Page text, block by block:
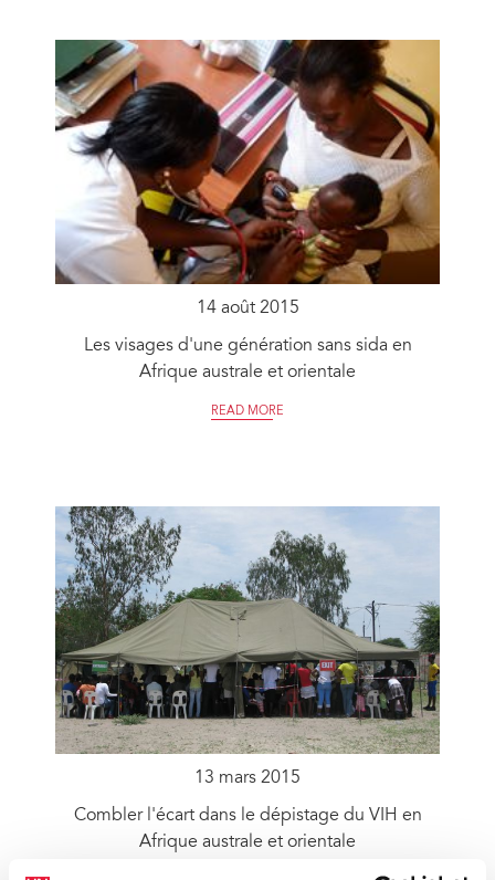
14 août 2015
Les visages d'une génération sans sida en
Afrique australe et orientale
READ MORE
13 mars 2015
Combler l'écart dans le dépistage du VIH en
Afrique australe et orientale